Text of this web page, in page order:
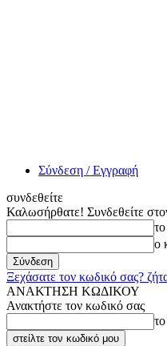
Σύνδεση / Εγγραφή
συνδεθείτε
Καλωσήρθατε! Συνδεθείτε
ο
Ξεχάσατε τον κωδικό σας?
ΑΝΑΚΤΗΣΗ ΚΩΔΙΚΟΥ
Ανακτήστε τον κωδικό σας